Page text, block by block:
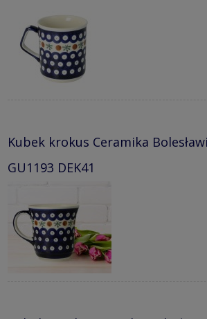
Kubek krokus Ceramika
GU1193 DEK41